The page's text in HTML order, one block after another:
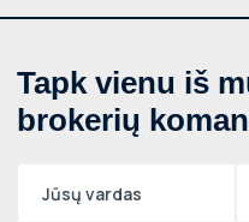
Tapk vienu iš
brokerių